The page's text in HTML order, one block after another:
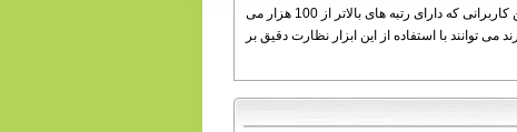
از تغییرات روزانه شما ارائه می دهد را مشاهده کنید. همچنین کاربرانی که دارای رتبه های بالاتر از 100 هزار می
توانند با استفاده از این ابزار نظارت دقیق بر